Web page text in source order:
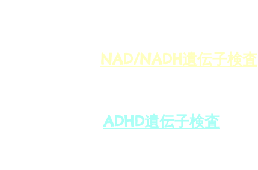
NAD/NADH遺伝子検査
ADHD遺伝子検査